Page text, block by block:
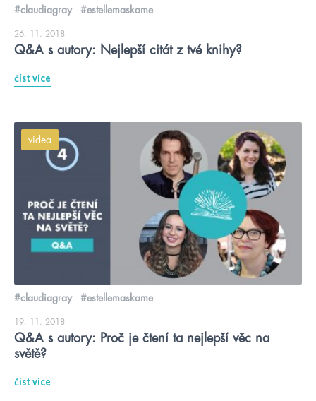
#claudiagray #estellemaskame
26. 11. 2018
Q&A s autory: Nejlepší citát z tvé knihy?
číst více
videa
#claudiagray #estellemaskame
19. 11. 2018
Q&A s autory: Proč je čtení ta nejlepší věc na
světě?
číst více